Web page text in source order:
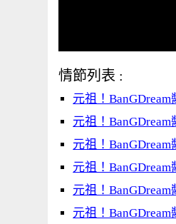
情節列表 :
元祖！BanGDream
元祖！BanGDream
元祖！BanGDream
元祖！BanGDream
元祖！BanGDream
元祖！BanGDream